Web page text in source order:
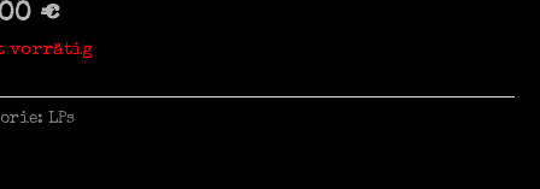
€
vorrätig
LPs